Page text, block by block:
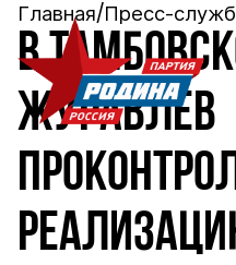
Главная Пресс-
В
ЖУРАВЛЕВ